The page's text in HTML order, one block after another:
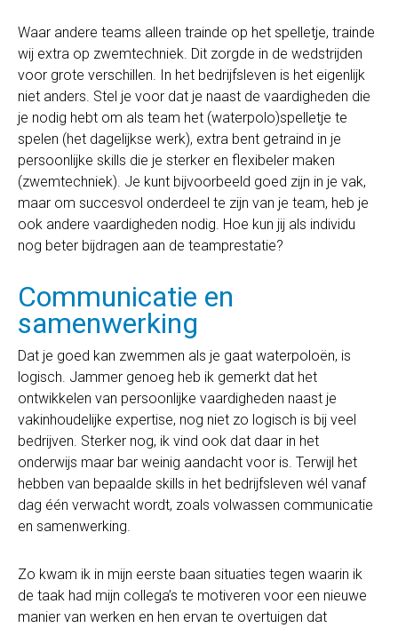
Waar andere teams alleen trainde op het spelletje, trainde
wij extra op zwemtechniek. Dit zorgde in de wedstrijden
voor grote verschillen. In het bedrijfsleven is het eigenlijk
niet anders. Stel je voor dat je naast de vaardigheden die
je nodig hebt om als team het (waterpolo)spelletje te
spelen (het dagelijkse werk), extra bent getraind in je
persoonlijke skills die je sterker en flexibeler maken
(zwemtechniek). Je kunt bijvoorbeeld goed zijn in je vak,
maar om succesvol onderdeel te zijn van je team, heb je
ook andere vaardigheden nodig. Hoe kun jij als individu
nog beter bijdragen aan de teamprestatie?
Communicatie en
samenwerking
Dat je goed kan zwemmen als je gaat waterpoloën, is
logisch. Jammer genoeg heb ik gemerkt dat het
ontwikkelen van persoonlijke vaardigheden naast je
vakinhoudelijke expertise, nog niet zo logisch is bij veel
bedrijven. Sterker nog, ik vind ook dat daar in het
onderwijs maar bar weinig aandacht voor is. Terwijl het
hebben van bepaalde skills in het bedrijfsleven wél vanaf
dag één verwacht wordt, zoals volwassen communicatie
en samenwerking.
Zo kwam ik in mijn eerste baan situaties tegen waarin ik
de taak had mijn collega’s te motiveren voor een nieuwe
manier van werken en hen ervan te overtuigen dat